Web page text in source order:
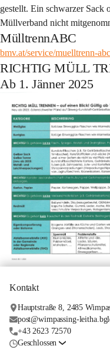
gestellt. Ein schwarzer Sack
Müllverband nicht
MülltrennABC
bmv.at/service/muelltrenn-
RICHTIG MÜLL
Ab 1. Jänner 2025
Kontakt
Hauptstraße 8, 2485
post@wimpassing-
+43 2623 72570
Geschlossen